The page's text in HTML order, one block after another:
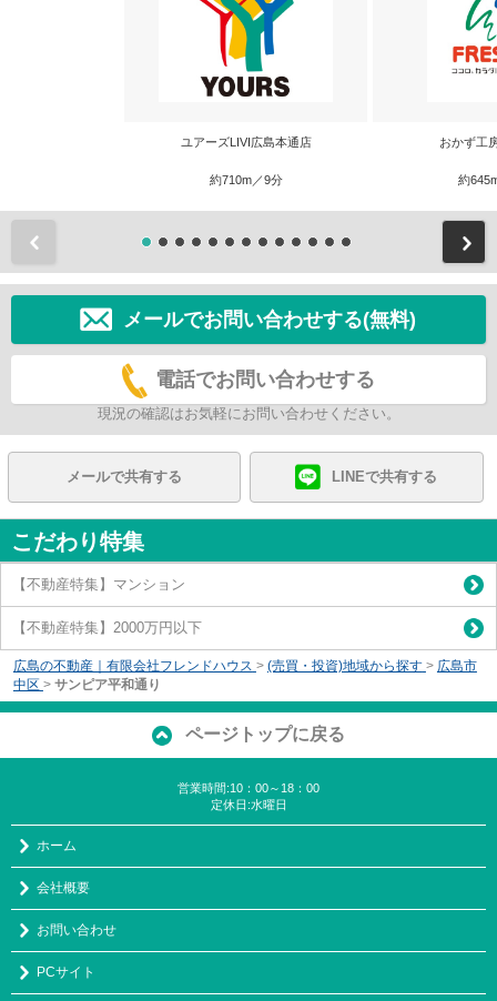
ユアーズLIVI広島本通店
約710m／9分
おかず工
約
メールでお問い合わせする(無料)
電話でお問い合わせする
現況の確認はお気軽にお問い合わせください。
メールで共有する LINEで共有する
こだわり特集
【不動産特集】マンション
【不動産特集】2000万円以下
広島の不動産｜有限会社フレンドハウス > (売買・投資)地域から探す > 広島市
中区 > サンピア平和通り
ページトップに戻る
営業時間:10：00～18：00
定休日:水曜日
ホーム
会社概要
お問い合わせ
PCサイト